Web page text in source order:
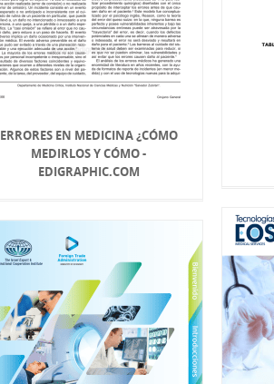
ERRORES EN MEDICINA ¿CÓMO
MEDIRLOS Y CÓMO -
EDIGRAPHIC.COM